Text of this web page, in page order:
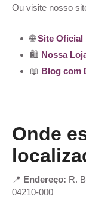
Ou visite nosso
🌐Site Oficial
🛍️ Nossa
📖 Blog com
Onde
📍 Endereço: R.
04210-000